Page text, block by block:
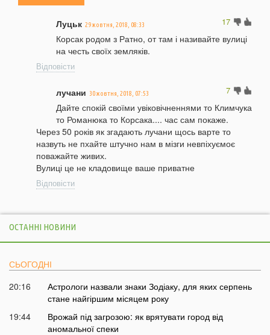
17
Луцьк 29 жовтня, 2018, 08:33
Корсак родом з Ратно, от там і називайте вулиці
на честь своїх земляків.
Відповісти
7
лучани 30 жовтня, 2018, 07:53
Дайте спокій своїми увіковічненнями то Климчука
то Романюка то Корсака.... час сам покаже.
Через 50 років як згадають лучани щось варте то
назвуть не пхайте штучно нам в мізги невпіхуємоє
поважайте живих.
Вулиці це не кладовище ваше приватне
Відповісти
ОСТАННІ НОВИНИ
СЬОГОДНІ
20:16
Астрологи назвали знаки Зодіаку, для яких серпень
стане найгіршим місяцем року
19:44
Врожай під загрозою: як врятувати город від
аномальної спеки